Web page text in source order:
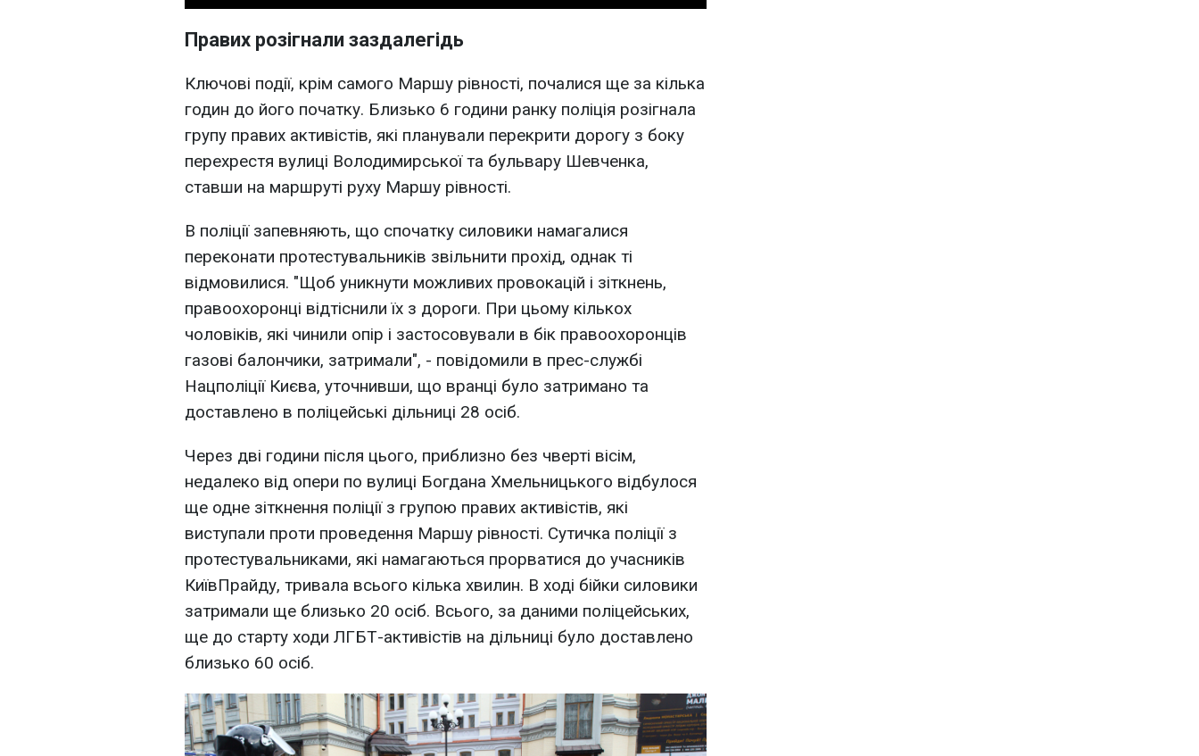
Правих розігнали заздалегідь
Ключові події, крім самого Маршу рівності, почалися ще за кілька
годин до його початку. Близько 6 години ранку поліція розігнала
групу правих активістів, які планували перекрити дорогу з боку
перехрестя вулиці Володимирської та бульвару Шевченка,
ставши на маршруті руху Маршу рівності.
В поліції запевняють, що спочатку силовики намагалися
переконати протестувальників звільнити прохід, однак ті
відмовилися. "Щоб уникнути можливих провокацій і зіткнень,
правоохоронці відтіснили їх з дороги. При цьому кількох
чоловіків, які чинили опір і застосовували в бік правоохоронців
газові балончики, затримали", - повідомили в прес-службі
Нацполіції Києва, уточнивши, що вранці було затримано та
доставлено в поліцейські дільниці 28 осіб.
Через дві години після цього, приблизно без чверті вісім,
недалеко від опери по вулиці Богдана Хмельницького відбулося
ще одне зіткнення поліції з групою правих активістів, які
виступали проти проведення Маршу рівності. Сутичка поліції з
протестувальниками, які намагаються прорватися до учасників
КиївПрайду, тривала всього кілька хвилин. В ході бійки силовики
затримали ще близько 20 осіб. Всього, за даними поліцейських,
ще до старту ходи ЛГБТ-активістів на дільниці було доставлено
близько 60 осіб.